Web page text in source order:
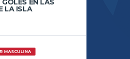
EN LAS
LA ISLA
MASCULINA